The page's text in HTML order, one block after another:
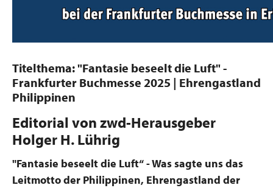
Titelthema: "Fantasie beseelt die Luft" -
Frankfurter Buchmesse 2025 | Ehrengastland
Philippinen
Editorial von zwd-Herausgeber
Holger H. Lührig
"Fantasie beseelt die Luft“ - Was sagte uns das
Leitmotto der Philippinen, Ehrengastland der